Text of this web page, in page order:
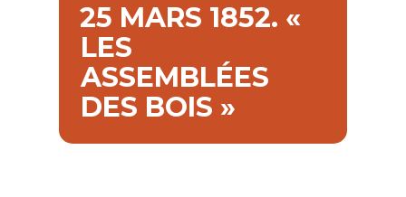
25 MARS 1852. «
LES
ASSEMBLÉES
DES BOIS »